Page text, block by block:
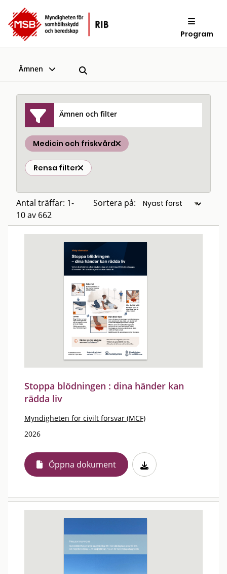
Program
Ämnen
Ämnen och filter
Medicin och friskvård
Rensa filter
Antal träffar: 1-
10 av 662
Sortera på:
Stoppa blödningen : dina händer kan
rädda liv
Myndigheten för civilt försvar (MCF)
2026
Öppna dokument